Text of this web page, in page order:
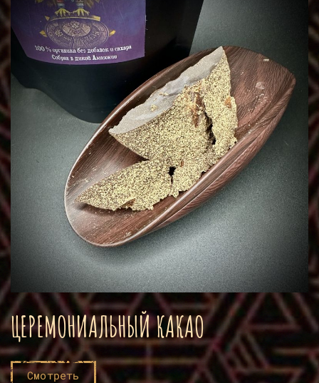
ЦЕРЕМОНИАЛЬНЫЙ КАКАО
Смотреть